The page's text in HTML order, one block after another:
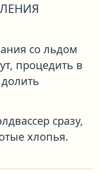
со льдом
процедить в
сразу,
хлопья.